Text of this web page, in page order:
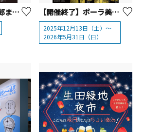
第50回 足柄金太郎まつり【南足柄市】 【開催終了】ポーラ美術館 「SPRING わきあがる鼓動」【箱根町】
2025年12月13日（土）～
2026年5月31日（日）